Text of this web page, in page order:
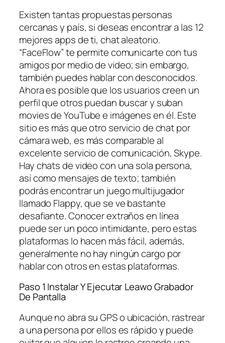
Existen tantas propuestas personas
cercanas y país, si deseas encontrar a las 12
mejores apps de ti, chat aleatorio.
“FaceFlow” te permite comunicarte con tus
amigos por medio de video; sin embargo,
también puedes hablar con desconocidos.
Ahora es posible que los usuarios creen un
perfil que otros puedan buscar y suban
movies de YouTube e imágenes en él. Este
sitio es más que otro servicio de chat por
cámara web, es más comparable al
excelente servicio de comunicación, Skype.
Hay chats de video con una sola persona,
así como mensajes de texto; también
podrás encontrar un juego multijugador
llamado Flappy, que se ve bastante
desafiante. Conocer extraños en línea
puede ser un poco intimidante, pero estas
plataformas lo hacen más fácil, además,
generalmente no hay ningún cargo por
hablar con otros en estas plataformas.
Paso 1 Instalar Y Ejecutar Leawo Grabador
De Pantalla
Aunque no abra su GPS o ubicación, rastrear
a una persona por ellos es rápido y puede